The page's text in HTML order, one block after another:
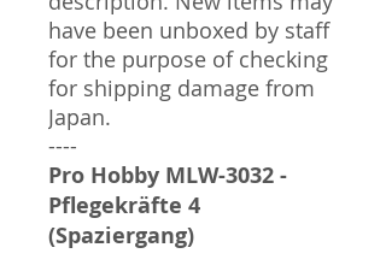
have been unboxed by staff
for the purpose of checking
for shipping damage from
Japan.
----
Pro Hobby MLW-3032 -
Pflegekräfte 4
(Spaziergang)